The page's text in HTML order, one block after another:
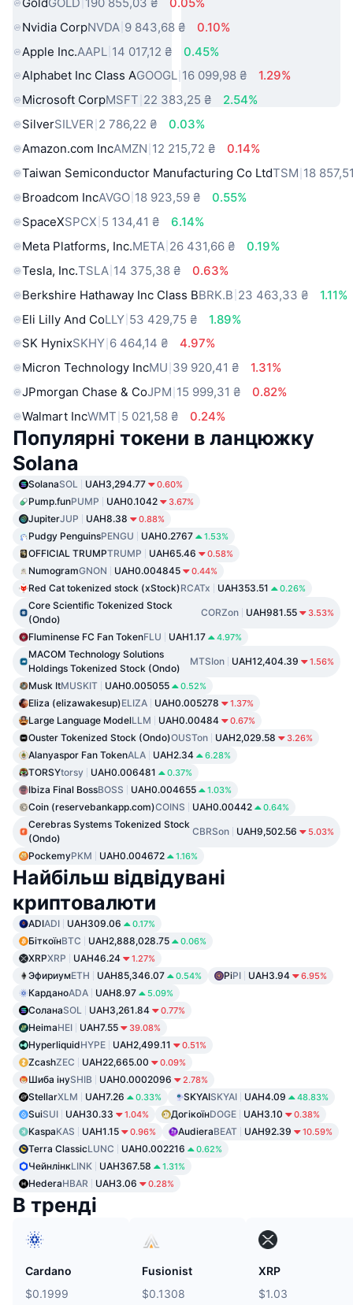
Nvidia CorpNVDA 9 843,68 ₴
0.10%
Apple Inc.AAPL 14 017,12 ₴
0.45%
Alphabet Inc Class AGOOGL 16 099,98 ₴
1.29%
Microsoft CorpMSFT 22 383,25 ₴
2.54%
SilverSILVER 2 786,22 ₴
0.03%
Amazon.com IncAMZN 12 215,72 ₴
0.14%
Taiwan Semiconductor Manufacturing Co LtdTSM 18
Broadcom IncAVGO 18 923,59 ₴
0.55%
SpaceXSPCX 5 134,41 ₴
6.14%
Meta Platforms, Inc.META 26 431,66 ₴
0.19%
Tesla, Inc.TSLA 14 375,38 ₴
0.63%
Berkshire Hathaway Inc Class BBRK.B 23 463,33 ₴
1.11%
Eli Lilly And CoLLY 53 429,75 ₴
1.89%
SK HynixSKHY 6 464,14 ₴
4.97%
Micron Technology IncMU 39 920,41 ₴
1.31%
JPmorgan Chase & CoJPM 15 999,31 ₴
0.82%
Walmart IncWMT 5 021,58 ₴ 0.24%
Популярні токени в ланцюжку
Solana
SolanaSOL UAH3,294.77 0.60%
Pump.funPUMP UAH0.1042 3.67%
JupiterJUP UAH8.38 0.88%
Pudgy PenguinsPENGU UAH0.2767 1.53%
OFFICIAL TRUMPTRUMP UAH65.46 0.58%
NumogramGNON UAH0.004845 0.44%
Red Cat tokenized stock (xStock)RCATx UAH353.51 0.26%
Core Scientific Tokenized Stock
(Ondo)
CORZon UAH981.55 3.53%
Fluminense FC Fan TokenFLU UAH1.17 4.97%
MACOM Technology Solutions
Holdings Tokenized Stock (Ondo)
MTSIon UAH12,404.39 1.56%
Musk ItMUSKIT UAH0.005055 0.52%
Eliza (elizawakesup)ELIZA UAH0.005278 1.37%
Large Language ModelLLM UAH0.00484 0.67%
Ouster Tokenized Stock (Ondo)OUSTon UAH2,029.58 3.26%
Alanyaspor Fan TokenALA UAH2.34 6.28%
TORSYtorsy UAH0.006481 0.37%
Ibiza Final BossBOSS UAH0.004655 1.03%
Coin (reservebankapp.com)COINS UAH0.00442 0.64%
Cerebras Systems Tokenized Stock
(Ondo)
CBRSon UAH9,502.56 5.03%
PockemyPKM UAH0.004672 1.16%
Найбільш відвідувані
криптовалюти
ADIADI UAH309.06 0.17%
БіткоїнBTC UAH2,888,028.75 0.06%
XRPXRP UAH46.24 1.27%
ЭфириумETH UAH85,346.07 0.54% PiPI UAH3.94 6.95%
КарданоADA UAH8.97 5.09%
СоланаSOL UAH3,261.84 0.77%
HeimaHEI UAH7.55 39.08%
HyperliquidHYPE UAH2,499.11 0.51%
ZcashZEC UAH22,665.00 0.09%
Шиба інуSHIB UAH0.0002096 2.78%
StellarXLM UAH7.26 0.33% SKYAISKYAI UAH4.09 48.83%
SuiSUI UAH30.33 1.04% ДогікоїнDOGE UAH3.10 0.38%
KaspaKAS UAH1.15 0.96% AudieraBEAT UAH92.39 10.59%
Terra ClassicLUNC UAH0.002216 0.62%
ЧейнлінкLINK UAH367.58 1.31%
HederaHBAR UAH3.06 0.28%
В тренді
Cardano
$0.1999
Fusionist
$0.1308
XRP
$1.03